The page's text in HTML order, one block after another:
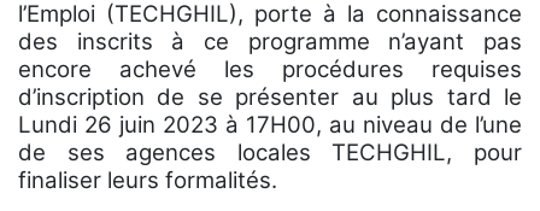
l’Emploi (TECHGHIL), porte à la connaissance
des inscrits à ce programme n’ayant pas
encore achevé les procédures requises
d’inscription de se présenter au plus tard le
Lundi 26 juin 2023 à 17H00, au niveau de l’une
de ses agences locales TECHGHIL, pour
finaliser leurs formalités.